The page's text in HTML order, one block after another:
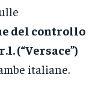
del controllo
(“Versace”)
italiane.